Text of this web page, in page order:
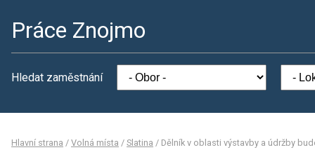
Práce Znojmo
Hledat zaměstnání
Hlavní strana / Volná místa / Slatina / Dělník v oblasti výstavby a údržby